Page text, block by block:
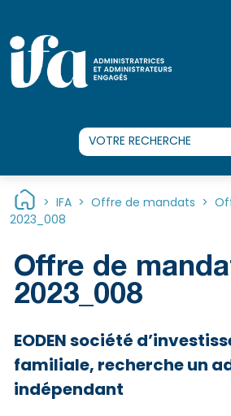
> IFA > Offre de mandats >
2023_008
Offre de
2023_008
EODEN société
familiale, recherche un
indépendant